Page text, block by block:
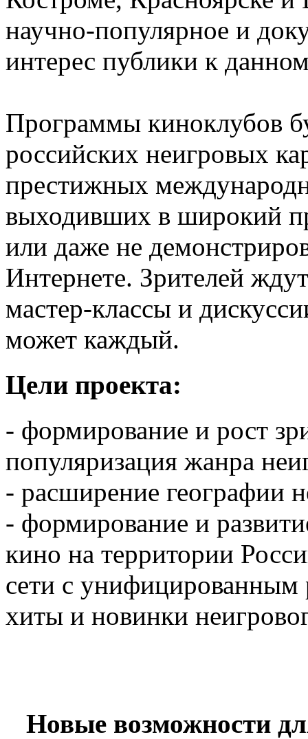
научно-популярное и
интерес публики к
Программы киноклубов
российских неигровых
престижных
выходивших в широкий
или даже не
Интернете. Зрителей
мастер-классы и
может каждый.
Цели проекта:
- формирование и рост
популяризация жанра
- расширение географии
- формирование и
кино на территории
сети с
хиты и новинки
Новые возможности